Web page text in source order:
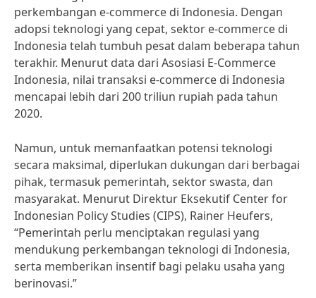
perkembangan e-commerce di Indonesia. Dengan
adopsi teknologi yang cepat, sektor e-commerce di
Indonesia telah tumbuh pesat dalam beberapa tahun
terakhir. Menurut data dari Asosiasi E-Commerce
Indonesia, nilai transaksi e-commerce di Indonesia
mencapai lebih dari 200 triliun rupiah pada tahun
2020.
Namun, untuk memanfaatkan potensi teknologi
secara maksimal, diperlukan dukungan dari berbagai
pihak, termasuk pemerintah, sektor swasta, dan
masyarakat. Menurut Direktur Eksekutif Center for
Indonesian Policy Studies (CIPS), Rainer Heufers,
“Pemerintah perlu menciptakan regulasi yang
mendukung perkembangan teknologi di Indonesia,
serta memberikan insentif bagi pelaku usaha yang
berinovasi.”